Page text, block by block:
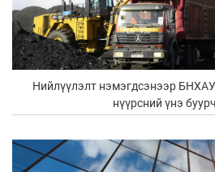
Нийлүүлэлт нэмэгдсэнээр
нүүрсний үнэ